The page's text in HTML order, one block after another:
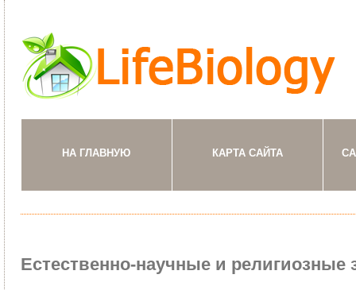
НА ГЛАВНУЮ КАРТА САЙТА
Естественно-научные и религиозные